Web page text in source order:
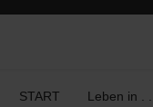
START Leben in . . .